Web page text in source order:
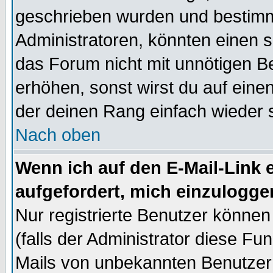
geschrieben wurden und
Administratoren, könnten einen
das Forum nicht mit unnötigen
erhöhen, sonst wirst du auf
der deinen Rang einfach wieder
Nach oben
Wenn ich auf den E-Mail-Link
aufgefordert, mich
Nur registrierte Benutzer
(falls der Administrator diese
Mails von unbekannten